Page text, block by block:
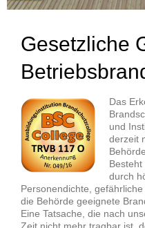
Gesetzliche
Das
und
derzeit
Besteht
durch
Personendichte,
die Behörde geeignete
Eine Tatsache, die nach